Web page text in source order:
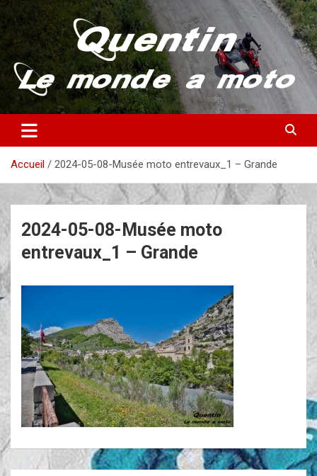
Aller
au
contenu
Quentin – Le monde à moto
Partez à la découverte du monde en vieille bécane
Accueil 2024-05-08-Musée moto entrevaux_1 – Grande
2024-05-08-Musée moto
entrevaux_1 – Grande